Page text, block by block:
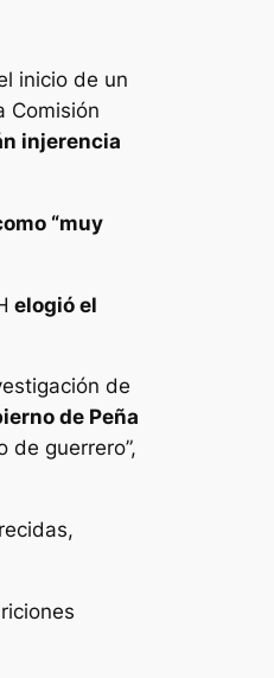
inicio de un
Comisión
injerencia
“muy
elogió el
de
de Peña
guerrero”,